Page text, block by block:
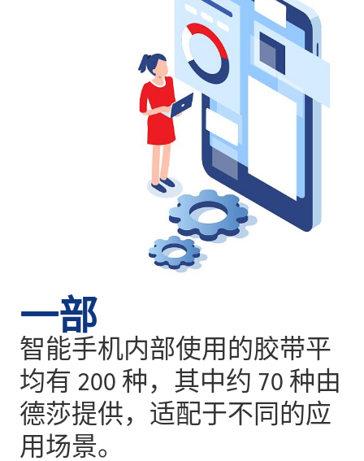
一部
智能手机内部使用的胶带平
均有 200 种，其中约 70 种由
德莎提供，适配于不同的应
用场景。